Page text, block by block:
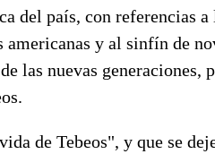
del país, con referencias a
y al sinfín de
las nuevas generaciones,
de Tebeos", y que se